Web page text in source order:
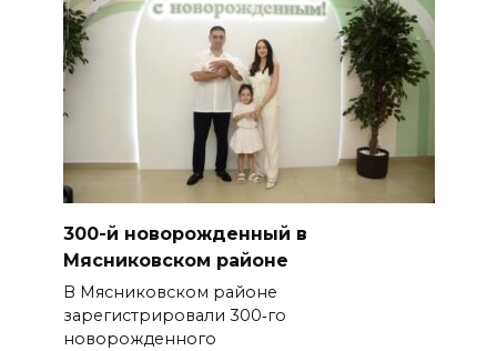
300-й новорожденный в
Мясниковском районе
В Мясниковском районе
зарегистрировали 300‑го
новорожденного